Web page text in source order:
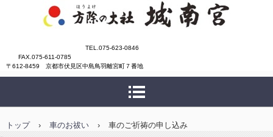
城南宮
TEL.075-623-0846
FAX.075-611-0785
〒612-8459 京都市伏見区中島鳥羽離宮町７番地
トップ › 車のお祓い › 車のご祈祷の申し込み